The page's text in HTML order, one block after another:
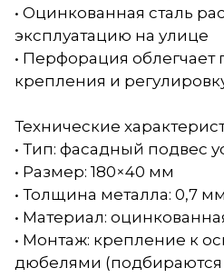
• Оцинкованная сталь
эксплуатацию на улице
• Перфорация облегчает
крепления и
Технические
• Тип: фасадный подвес
• Размер: 180×40 мм
• Толщина металла: 0,7 мм
• Материал:
• Монтаж: крепление к
дюбелями